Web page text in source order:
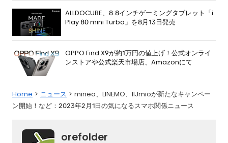
ALLDOCUBE、8.8インチゲーミングタブレット「i
Play 80 mini Turbo」を8月13日発売
OPPO Find X9が約1万円の値上げ！公式オンライ
ンストアや公式楽天市場店、Amazonにて
Home ニュース
mineo、LINEMO、IIJmioが新たなキャンペー
ン開始！など：2023年2月1日の気になるスマホ関係ニュース
orefolder